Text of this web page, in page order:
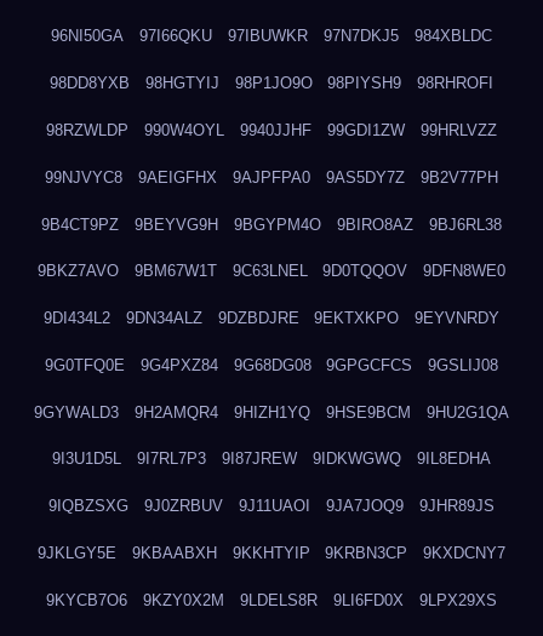
96NI50GA 97I66QKU 97IBUWKR 97N7DKJ5 984XBLDC
98DD8YXB 98HGTYIJ 98P1JO9O 98PIYSH9 98RHROFI
98RZWLDP 990W4OYL 9940JJHF 99GDI1ZW 99HRLVZZ
99NJVYC8 9AEIGFHX 9AJPFPA0 9AS5DY7Z 9B2V77PH
9B4CT9PZ 9BEYVG9H 9BGYPM4O 9BIRO8AZ 9BJ6RL38
9BKZ7AVO 9BM67W1T 9C63LNEL 9D0TQQOV 9DFN8WE0
9DI434L2 9DN34ALZ 9DZBDJRE 9EKTXKPO 9EYVNRDY
9G0TFQ0E 9G4PXZ84 9G68DG08 9GPGCFCS 9GSLIJ08
9GYWALD3 9H2AMQR4 9HIZH1YQ 9HSE9BCM 9HU2G1QA
9I3U1D5L 9I7RL7P3 9I87JREW 9IDKWGWQ 9IL8EDHA
9IQBZSXG 9J0ZRBUV 9J11UAOI 9JA7JOQ9 9JHR89JS
9JKLGY5E 9KBAABXH 9KKHTYIP 9KRBN3CP 9KXDCNY7
9KYCB7O6 9KZY0X2M 9LDELS8R 9LI6FD0X 9LPX29XS